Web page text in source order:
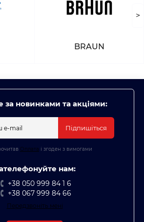
BRAUN
>
за новинками та акціями:
Підпишіться
Оплата і згоден з вимогами
нам:
+38 050 999 84 1 6
+38 067 999 84 66
Передзвоніть мені